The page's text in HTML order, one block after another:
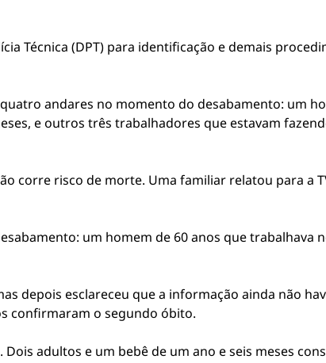
Técnica (DPT) para identificação e demais
andares no momento do desabamento: um
e outros três trabalhadores que estavam
corre risco de morte. Uma familiar relatou para a
um homem de 60 anos que trabalhava
depois esclareceu que a informação ainda não
confirmaram o segundo óbito.
adultos e um bebê de um ano e seis meses